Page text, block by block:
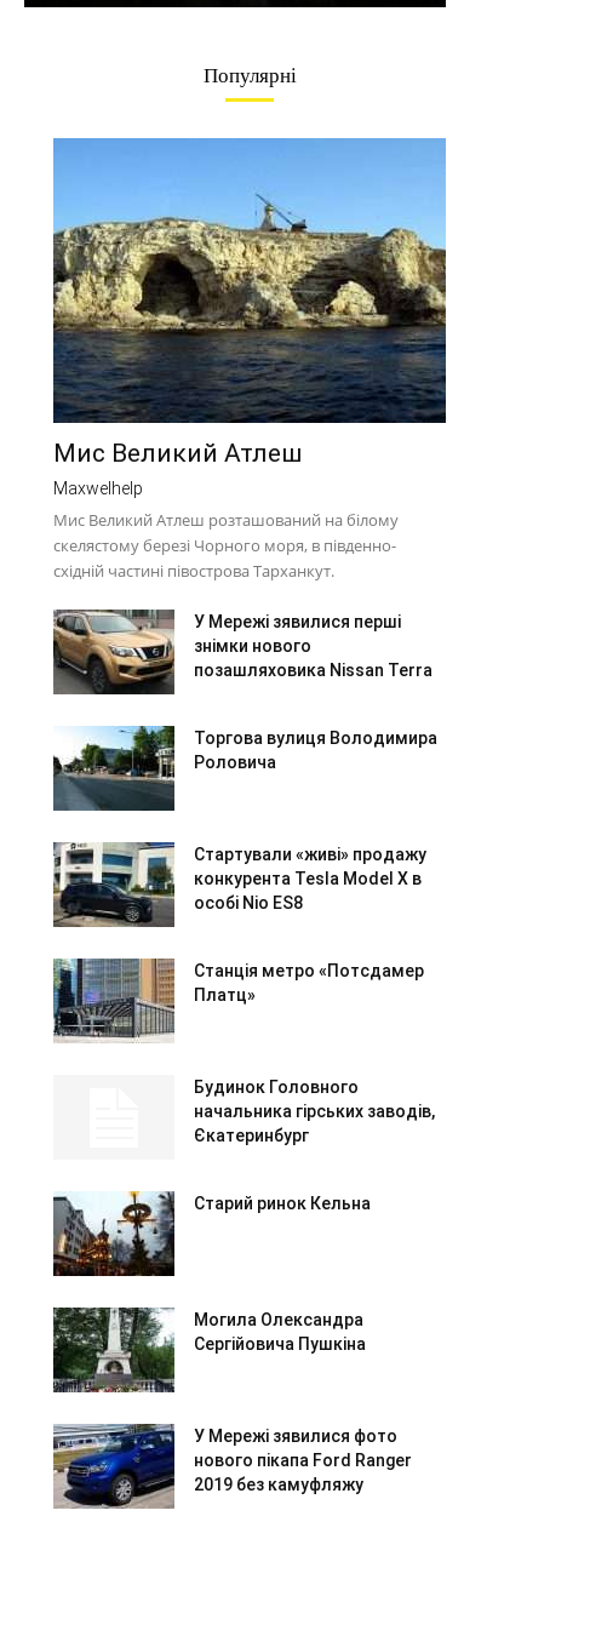
Популярні
Мис Великий Атлеш
Maxwelhelp
Мис Великий Атлеш розташований на білому
скелястому березі Чорного моря, в південно-
східній частині півострова Тарханкут.
У Мережі зявилися перші
знімки нового
позашляховика Nissan Terra
Торгова вулиця Володимира
Роловича
Стартували «живі» продажу
конкурента Tesla Model X в
особі Nio ES8
Станція метро «Потсдамер
Платц»
Будинок Головного
начальника гірських заводів,
Єкатеринбург
Старий ринок Кельна
Могила Олександра
Сергійовича Пушкіна
У Мережі зявилися фото
нового пікапа Ford Ranger
2019 без камуфляжу